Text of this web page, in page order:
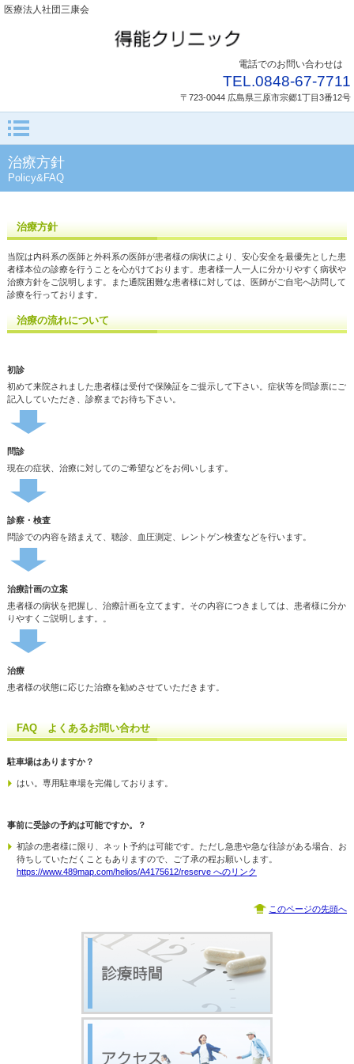
医療法人社団三康会
電話でのお問い合わせは
TEL.0848-67-7711
〒723-0044 広島県三原市宗郷1丁目3番12号
治療方針
Policy&FAQ
治療方針
当院は内科系の医師と外科系の医師が患者様の病状により、安心安全を最優先とした患
者様本位の診療を行うことを心がけております。患者様一人一人に分かりやすく病状や
治療方針をご説明します。また通院困難な患者様に対しては、医師がご自宅へ訪問して
診療を行っております。
治療の流れについて
初診
初めて来院されました患者様は受付で保険証をご提示して下さい。症状等を問診票にご
記入していただき、診察までお待ち下さい。
問診
現在の症状、治療に対してのご希望などをお伺いします。
診察・検査
問診での内容を踏まえて、聴診、血圧測定、レントゲン検査などを行います。
治療計画の立案
患者様の病状を把握し、治療計画を立てます。その内容につきましては、患者様に分か
りやすくご説明します。。
治療
患者様の状態に応じた治療を勧めさせていただきます。
FAQ よくあるお問い合わせ
駐車場はありますか？
はい。専用駐車場を完備しております。
事前に受診の予約は可能ですか。？
初診の患者様に限り、ネット予約は可能です。ただし急患や急な往診がある場合、お
待ちしていただくこともありますので、ご了承の程お願いします。
https://www.489map.com/helios/A4175612/reserve へのリンク
このページの先頭へ